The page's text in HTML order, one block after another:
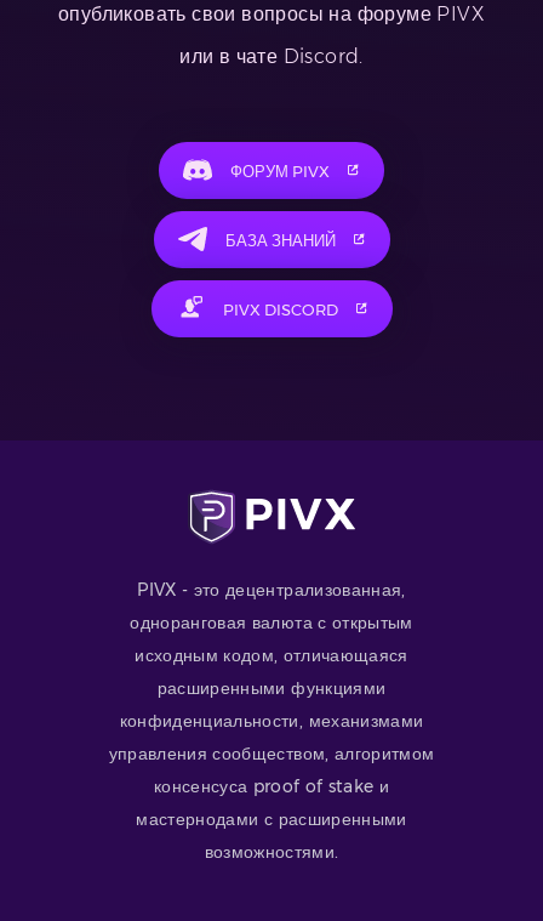
опубликовать свои вопросы на форуме PIVX
или в чате Discord.
ФОРУМ PIVX
БАЗА ЗНАНИЙ
PIVX DISCORD
PIVX - это децентрализованная,
одноранговая валюта с открытым
исходным кодом, отличающаяся
расширенными функциями
конфиденциальности, механизмами
управления сообществом, алгоритмом
консенсуса proof of stake и
мастернодами с расширенными
возможностями.